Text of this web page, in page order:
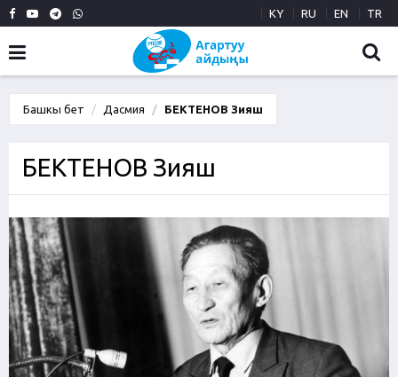
KY RU EN TR
Башкы бет Дасмия БЕКТЕНОВ Зияш
БЕКТЕНОВ Зияш